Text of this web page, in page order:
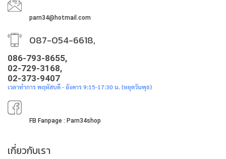
parn34@hotmail.com
087-054-6618,
086-793-8655,
02-729-3168,
02-373-9407
เวลาทำการ พฤหัสบดี - อังคาร 9:15-17:30 น. (หยุดวันพุธ)
FB Fanpage : Parn34shop
เกี่ยวกับเรา